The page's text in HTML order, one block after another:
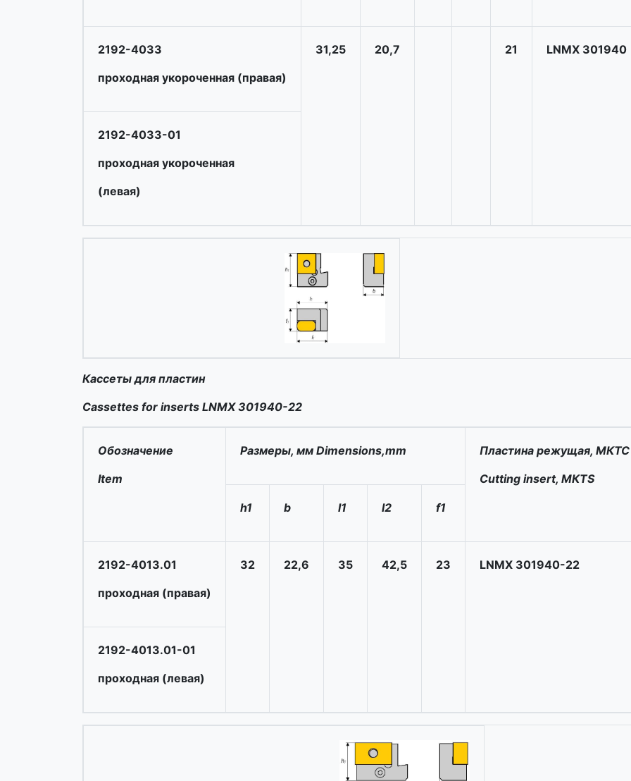
2192-4033
проходная укороченная (правая)
31,25 20,7 21 LNMX 301940
2192-4033-01
проходная укороченная
(левая)
Кассеты для пластин
Cassettes for inserts LNMX 301940-22
Обозначение
Item
Размеры, мм Dimensions,mm
Пластина режущая, МКТС
Cutting insert, МКТS
h1 b l1 l2 f1
2192-4013.01
проходная (правая)
32 22,6 35 42,5 23 LNMX 301940-22
2192-4013.01-01
проходная (левая)